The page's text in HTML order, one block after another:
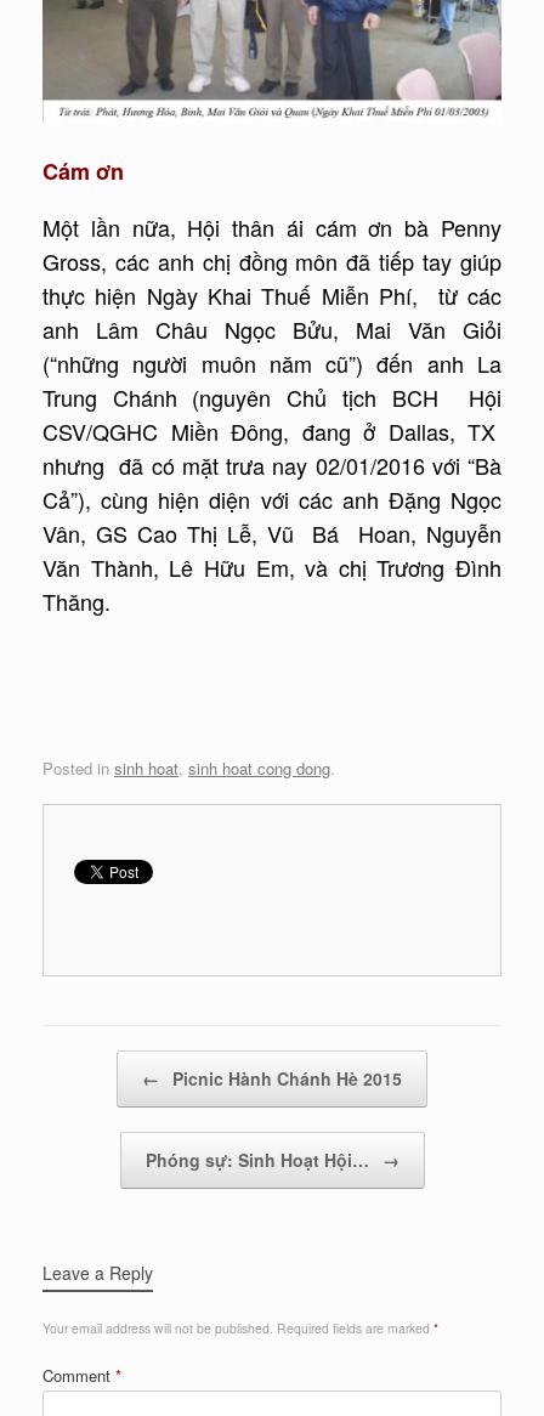
Cám ơn
Một lần nữa, Hội thân ái cám ơn bà Penny
Gross, các anh chị đồng môn đã tiếp tay giúp
thực hiện Ngày Khai Thuế Miễn Phí, từ các
anh Lâm Châu Ngọc Bửu, Mai Văn Giỏi
(“những người muôn năm cũ”) đến anh La
Trung Chánh (nguyên Chủ tịch BCH Hội
CSV/QGHC Miền Đông, đang ở Dallas, TX
nhưng đã có mặt trưa nay 02/01/2016 với “Bà
Cả”), cùng hiện diện với các anh Đặng Ngọc
Vân, GS Cao Thị Lễ, Vũ Bá Hoan, Nguyễn
Văn Thành, Lê Hữu Em, và chị Trương Đình
Thăng.
Posted in sinh hoat, sinh hoat cong dong.
← Picnic Hành Chánh Hè 2015
Phóng sự: Sinh Hoạt Hội… →
Leave a Reply
Your email address will not be published. Required fields are marked *
Comment *